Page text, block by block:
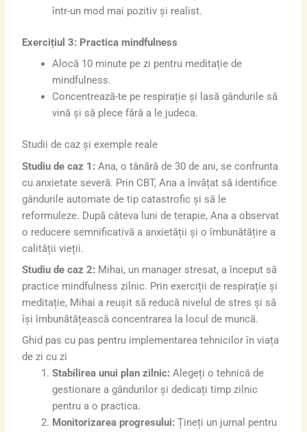
într-un mod mai pozitiv și realist.
Exercițiul 3: Practica mindfulness
Alocă 10 minute pe zi pentru meditație de
mindfulness.
Concentrează-te pe respirație și lasă gândurile să
vină și să plece fără a le judeca.
Studii de caz și exemple reale
Studiu de caz 1: Ana, o tânără de 30 de ani, se confrunta
cu anxietate severă. Prin CBT, Ana a învățat să identifice
gândurile automate de tip catastrofic și să le
reformuleze. După câteva luni de terapie, Ana a observat
o reducere semnificativă a anxietății și o îmbunătățire a
calității vieții.
Studiu de caz 2: Mihai, un manager stresat, a început să
practice mindfulness zilnic. Prin exerciții de respirație și
meditație, Mihai a reușit să reducă nivelul de stres și să
își îmbunătățească concentrarea la locul de muncă.
Ghid pas cu pas pentru implementarea tehnicilor în viața
de zi cu zi
Stabilirea unui plan zilnic: Alegeți o tehnică de
gestionare a gândurilor și dedicați timp zilnic
pentru a o practica.
Monitorizarea progresului: Țineți un jurnal pentru